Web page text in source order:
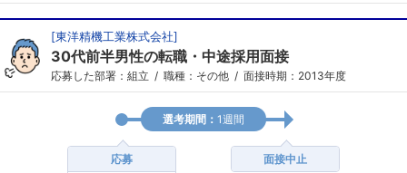
フォローしました
こちらの企業もフォローしませんか？
[東洋精機工業株式会社]
30代前半男性の転職・中途採用面接
応募した部署：組立 職種：その他 面接時期：2013年度
選考期間： 1週間
応募 面接中止